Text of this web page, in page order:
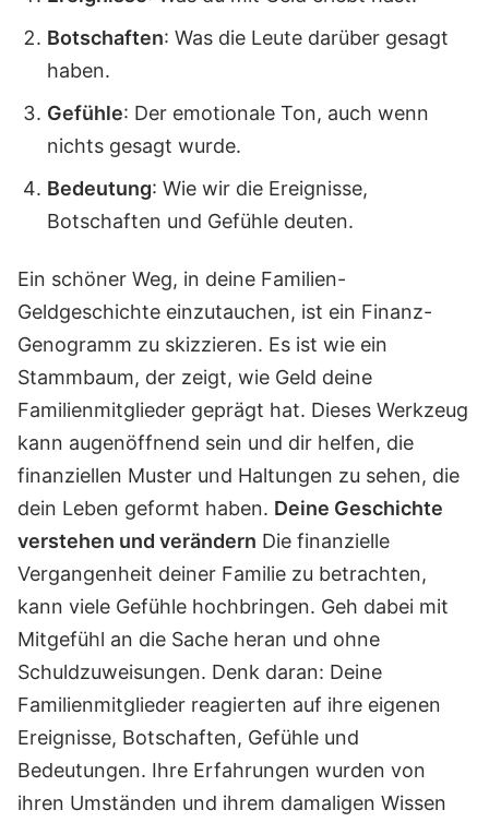
Botschaften: Was die Leute darüber gesagt
haben.
Gefühle: Der emotionale Ton, auch wenn
nichts gesagt wurde.
Bedeutung: Wie wir die Ereignisse,
Botschaften und Gefühle deuten.
Ein schöner Weg, in deine Familien-
Geldgeschichte einzutauchen, ist ein Finanz-
Genogramm zu skizzieren. Es ist wie ein
Stammbaum, der zeigt, wie Geld deine
Familienmitglieder geprägt hat. Dieses Werkzeug
kann augenöffnend sein und dir helfen, die
finanziellen Muster und Haltungen zu sehen, die
dein Leben geformt haben. Deine Geschichte
verstehen und verändern Die finanzielle
Vergangenheit deiner Familie zu betrachten,
kann viele Gefühle hochbringen. Geh dabei mit
Mitgefühl an die Sache heran und ohne
Schuldzuweisungen. Denk daran: Deine
Familienmitglieder reagierten auf ihre eigenen
Ereignisse, Botschaften, Gefühle und
Bedeutungen. Ihre Erfahrungen wurden von
ihren Umständen und ihrem damaligen Wissen